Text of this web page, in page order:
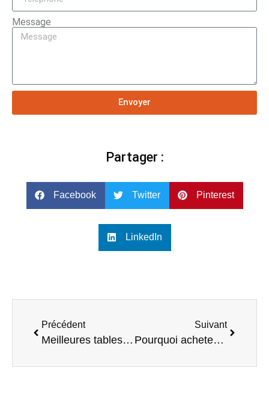
Message
Envoyer
Partager :
Facebook Twitter Pinterest
LinkedIn
Précédent
Meilleures tables de mixage numériques d’occasion pour les acheteurs à petit budget
Suivant
Pourquoi acheter une table de mixage numérique d’occasion ? Avantages expliqués